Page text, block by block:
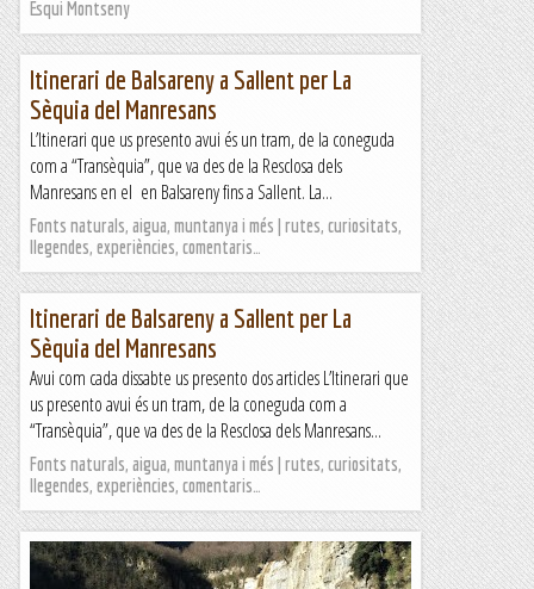
Esqui Montseny
Itinerari de Balsareny a Sallent per La
Sèquia del Manresans
L’Itinerari que us presento avui és un tram, de la coneguda
com a “Transèquia”, que va des de la Resclosa dels
Manresans en el en Balsareny fins a Sallent. La...
Fonts naturals, aigua, muntanya i més | rutes, curiositats,
llegendes, experiències, comentaris…
Itinerari de Balsareny a Sallent per La
Sèquia del Manresans
Avui com cada dissabte us presento dos articles L’Itinerari que
us presento avui és un tram, de la coneguda com a
“Transèquia”, que va des de la Resclosa dels Manresans...
Fonts naturals, aigua, muntanya i més | rutes, curiositats,
llegendes, experiències, comentaris…